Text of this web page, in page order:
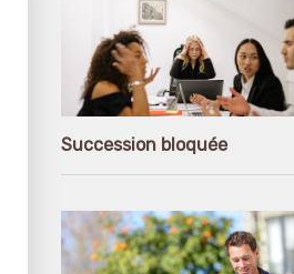
Succession bloquée